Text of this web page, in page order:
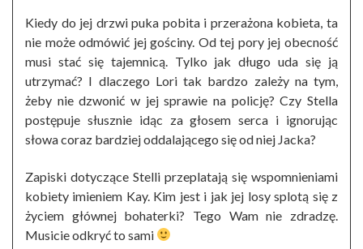
Kiedy do jej drzwi puka pobita i przerażona kobieta, ta
nie może odmówić jej gościny. Od tej pory jej obecność
musi stać się tajemnicą. Tylko jak długo uda się ją
utrzymać? I dlaczego Lori tak bardzo zależy na tym,
żeby nie dzwonić w jej sprawie na policję? Czy Stella
postępuje słusznie idąc za głosem serca i ignorując
słowa coraz bardziej oddalającego się od niej Jacka?
Zapiski dotyczące Stelli przeplatają się wspomnieniami
kobiety imieniem Kay. Kim jest i jak jej losy splotą się z
życiem głównej bohaterki? Tego Wam nie zdradzę.
Musicie odkryć to sami